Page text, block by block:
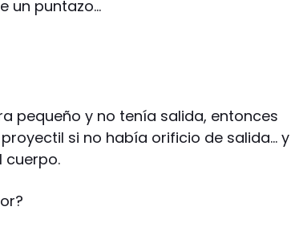
un puntazo…
pequeño y no tenía salida, entonces
si no había orificio de salida… y
cuerpo.